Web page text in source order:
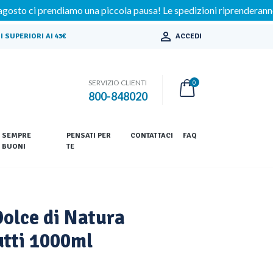
una piccola pausa! Le spedizioni riprenderanno
AI 43€  ACCEDI
SERVIZIO CLIENTI
800-848020
0
SEMPRE
BUONI
PENSATI PER
TE
CONTATTACI FAQ
di Natura
1000ml